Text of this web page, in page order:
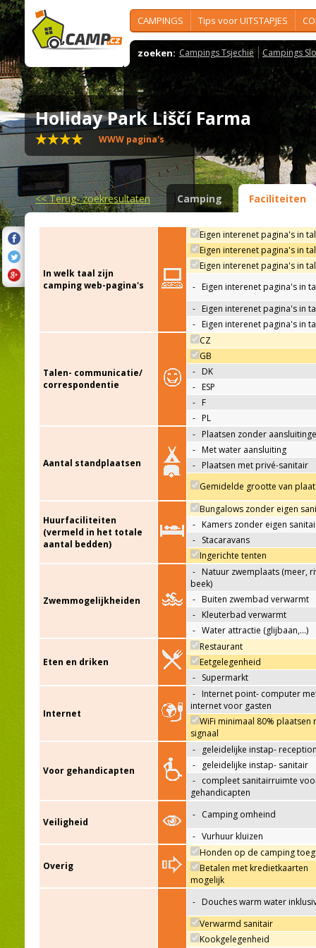
CAMPINGS Tips voor UITSTAPJES
zoeken: Campings Tsjechië Campings
Holiday Park Liščí Farma
WWW pagina's
<<Terug- zoekresultaten Camping Faciliteiten
In welk taal zijn
camping web-pagina's
Eigen interenet pagina's in
Eigen interenet pagina's in
Eigen interenet pagina's in
- Eigen interenet pagina's in
- Eigen interenet pagina's in
- Eigen interenet pagina's in
Talen- communicatie/
correspondentie
CZ
GB
- DK
- ESP
- F
- PL
Aantal standplaatsen
- Plaatsen zonder
- Met water aansluiting
- Plaatsen met privé-sanitair
Gemidelde grootte van
Huurfaciliteiten
(vermeld in het totale
aantal bedden)
Bungalows zonder eigen
- Kamers zonder eigen
- Stacaravans
Ingerichte tenten
Zwemmogelijkheiden
- Natuur zwemplaats (meer,
beek)
- Buiten zwembad verwarmt
- Kleuterbad verwarmt
- Water attractie (glijbaan,…)
Eten en driken
Restaurant
Eetgelegenheid
- Supermarkt
Internet
- Internet point- computer
internet voor gasten
WiFi minimaal 80% plaatsen
signaal
Voor gehandicapten
-
geleidelijke instap-
-
geleidelijke instap- sanitair
- compleet sanitairruimte
gehandicapten
Veiligheid
- Camping omheind
- Vurhuur kluizen
Overig
Honden op de camping
Betalen met kredietkaarten
mogelijk
- Douches warm water
Verwarmd sanitair
Kookgelegenheid